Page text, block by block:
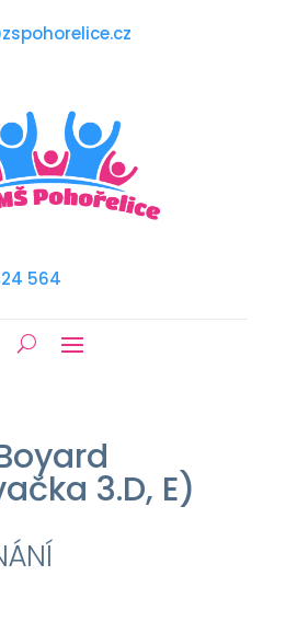
564
3.D, E)